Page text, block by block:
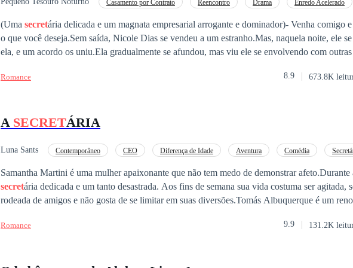
Casamento por Contrato Reencontro Drama Enredo Acelerado
(Uma secretária delicada e um magnata empresarial arrogante e dominador)- Venha comigo
o que você deseja.Sem saída, Nicole Dias se vendeu a um estranho.Mas, naquela noite, ele
ela, e um acordo os uniu.Ela gradualmente se afundou, mas viu ele se envolvendo com outras
ela estava apenas brincando com ele, até mesmo o homem, mas ela realmente desapareceu
Furtado compareceu a uma palestra em uma universidade de elite e foi questionado sobre o
reais. O retorno foi a minha esposa.
Romance 8.9 673.8K
A SECRETÁRIA
Luna Sants Contemporâneo CEO Diferença de Idade Aventura Comédia
Samantha Martini é uma mulher apaixonante que não tem medo de demonstrar afeto.Durante
secretária dedicada e um tanto desastrada. Aos fins de semana sua vida costuma ser agitada,
rodeada de amigos e não gosta de se limitar em suas diversões.Tomás Albuquerque é um
extremamente profissional.Comprometido a 2 anos com a charmosa advogada Victoria
Romance 9.9 131.2K